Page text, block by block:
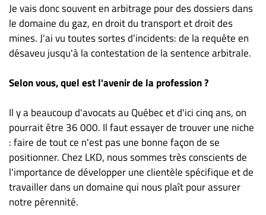
Je vais donc souvent en arbitrage pour des dossiers dans
le domaine du gaz, en droit du transport et droit des
mines. J'ai vu toutes sortes d'incidents: de la requête en
désaveu jusqu'à la contestation de la sentence arbitrale.
Selon vous, quel est l'avenir de la profession ?
Il y a beaucoup d'avocats au Québec et d'ici cinq ans, on
pourrait être 36 000. Il faut essayer de trouver une niche
: faire de tout ce n'est pas une bonne façon de se
positionner. Chez LKD, nous sommes très conscients de
l'importance de développer une clientèle spécifique et de
travailler dans un domaine qui nous plaît pour assurer
notre pérennité.